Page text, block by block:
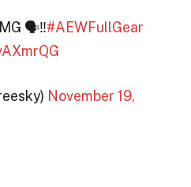
🗣️‼️#AEWFullGear
November 19,